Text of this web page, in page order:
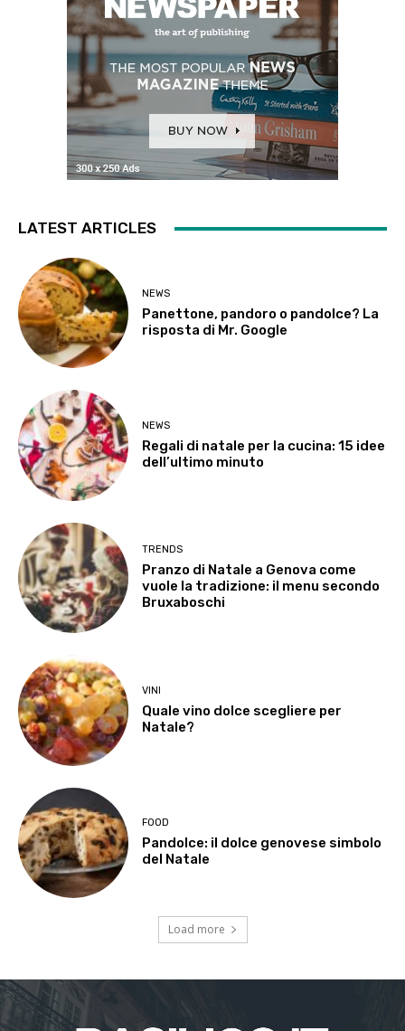
LATEST ARTICLES
NEWS
Panettone, pandoro o pandolce? La
risposta di Mr. Google
NEWS
Regali di natale per la cucina: 15 idee
dell’ultimo minuto
TRENDS
Pranzo di Natale a Genova come
vuole la tradizione: il menu secondo
Bruxaboschi
VINI
Quale vino dolce scegliere per
Natale?
FOOD
Pandolce: il dolce genovese simbolo
del Natale
Load more